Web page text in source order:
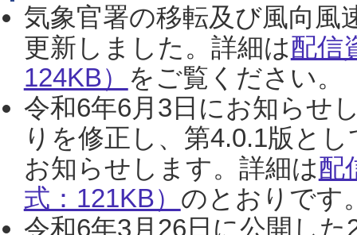
気象官署の移転及び風向風
更新しました。詳細は配信
124KB） をご覧ください。
令和6年6月3日にお知らせ
りを修正し、第4.0.1版と
お知らせします。詳細は配
式：121KB） のとおりです
令和6年3月26日に公開し